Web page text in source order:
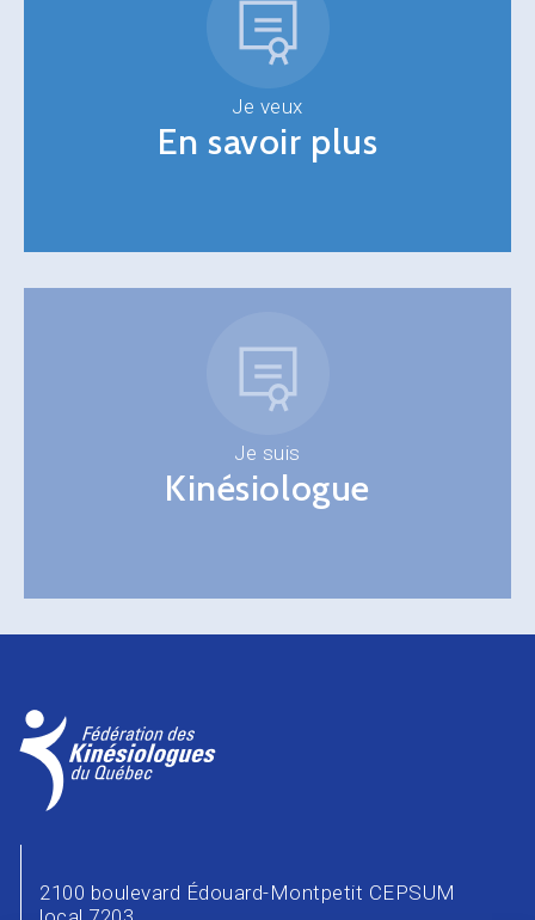
Je veux
En savoir plus
Je suis
Kinésiologue
2100 boulevard Édouard-Montpetit CEPSUM